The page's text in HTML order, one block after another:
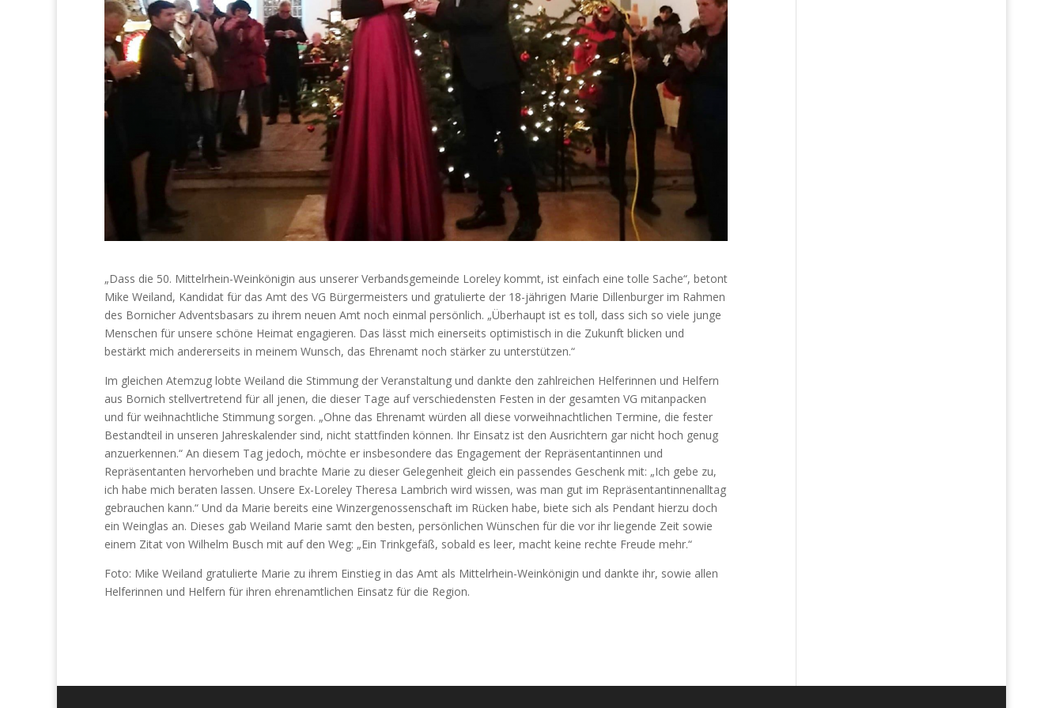
„Dass die 50. Mittelrhein-Weinkönigin aus unserer Verbandsgemeinde Loreley kommt, ist einfach eine tolle Sache“, betont
Mike Weiland, Kandidat für das Amt des VG Bürgermeisters und gratulierte der 18-jährigen Marie Dillenburger im Rahmen
des Bornicher Adventsbasars zu ihrem neuen Amt noch einmal persönlich. „Überhaupt ist es toll, dass sich so viele junge
Menschen für unsere schöne Heimat engagieren. Das lässt mich einerseits optimistisch in die Zukunft blicken und
bestärkt mich andererseits in meinem Wunsch, das Ehrenamt noch stärker zu unterstützen.“
Im gleichen Atemzug lobte Weiland die Stimmung der Veranstaltung und dankte den zahlreichen Helferinnen und Helfern
aus Bornich stellvertretend für all jenen, die dieser Tage auf verschiedensten Festen in der gesamten VG mitanpacken
und für weihnachtliche Stimmung sorgen. „Ohne das Ehrenamt würden all diese vorweihnachtlichen Termine, die fester
Bestandteil in unseren Jahreskalender sind, nicht stattfinden können. Ihr Einsatz ist den Ausrichtern gar nicht hoch genug
anzuerkennen.“ An diesem Tag jedoch, möchte er insbesondere das Engagement der Repräsentantinnen und
Repräsentanten hervorheben und brachte Marie zu dieser Gelegenheit gleich ein passendes Geschenk mit: „Ich gebe zu,
ich habe mich beraten lassen. Unsere Ex-Loreley Theresa Lambrich wird wissen, was man gut im Repräsentantinnenalltag
gebrauchen kann.“ Und da Marie bereits eine Winzergenossenschaft im Rücken habe, biete sich als Pendant hierzu doch
ein Weinglas an. Dieses gab Weiland Marie samt den besten, persönlichen Wünschen für die vor ihr liegende Zeit sowie
einem Zitat von Wilhelm Busch mit auf den Weg: „Ein Trinkgefäß, sobald es leer, macht keine rechte Freude mehr.“
Foto: Mike Weiland gratulierte Marie zu ihrem Einstieg in das Amt als Mittelrhein-Weinkönigin und dankte ihr, sowie allen
Helferinnen und Helfern für ihren ehrenamtlichen Einsatz für die Region.